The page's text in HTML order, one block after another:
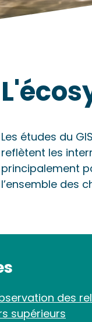
Les études du
reflètent les
principalement
l’ensemble des
des
supérieurs